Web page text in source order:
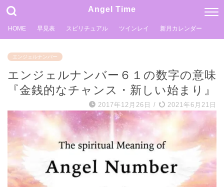
Angel Time
HOME 早見表 スピリチュアル ツインレイ 新月カレンダー
エンジェルナンバー
エンジェルナンバー６１の数字の意味
『金銭的なチャンス・新しい始まり』
2017年12月26日 / 2021年6月21日